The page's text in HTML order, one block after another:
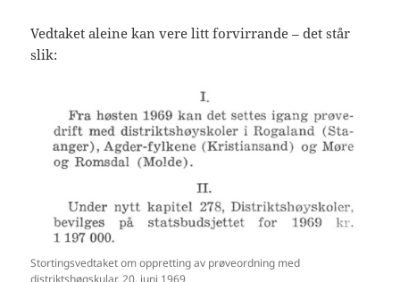
Vedtaket aleine kan vere litt forvirrande – det står
slik:
Stortingsvedtaket om oppretting av prøveordning med
distriktshøgskular, 20. juni 1969